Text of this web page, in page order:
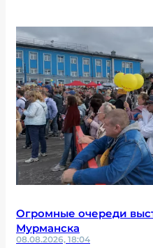
Огромные очереди
Мурманска
08.08.2026, 18:04